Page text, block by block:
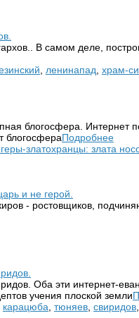
В самом деле,
ленинапад храм-
блогосфера. Интернет
блогосфераПодробнее
златохранцы: злата
и не герой.
- ростовщиков,
Оба эти интернет-
учения плоской земли
карацюба тюняев свиридов